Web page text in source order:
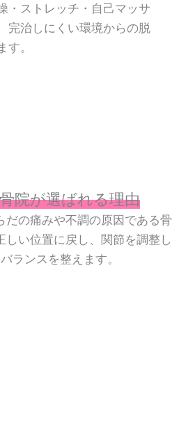
・ストレッチ・自己マッサ
完治しにくい環境からの脱
す。
院が選ばれる理由
だの痛みや不調の原因である骨
しい位置に戻し、関節を調整し
ランスを整えます。